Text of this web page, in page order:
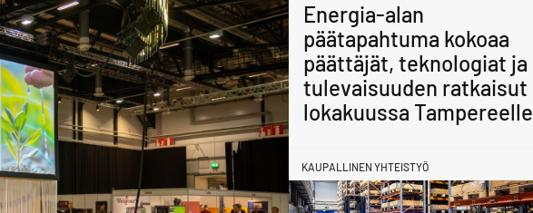
Energia-alan
päätapahtuma kokoaa
päättäjät, teknologiat ja
tulevaisuuden ratkaisut
lokakuussa Tampereelle
KAUPALLINEN YHTEISTYÖ